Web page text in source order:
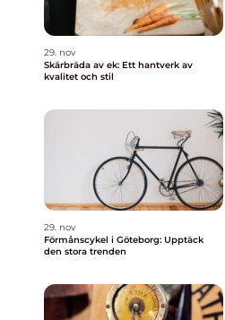
29. nov
Skärbräda av ek: Ett hantverk av
kvalitet och stil
29. nov
Förmånscykel i Göteborg: Upptäck
den stora trenden